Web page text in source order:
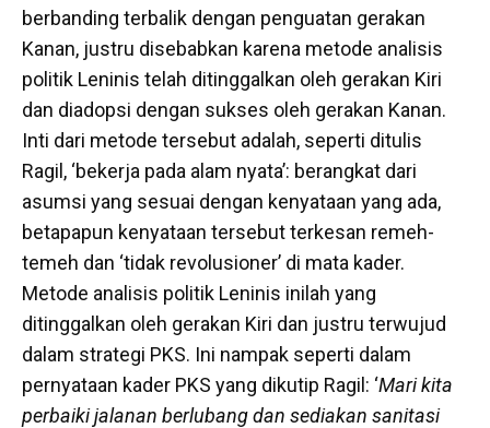
berbanding terbalik dengan penguatan gerakan
Kanan, justru disebabkan karena metode analisis
politik Leninis telah ditinggalkan oleh gerakan Kiri
dan diadopsi dengan sukses oleh gerakan Kanan.
Inti dari metode tersebut adalah, seperti ditulis
Ragil, ‘bekerja pada alam nyata’: berangkat dari
asumsi yang sesuai dengan kenyataan yang ada,
betapapun kenyataan tersebut terkesan remeh-
temeh dan ‘tidak revolusioner’ di mata kader.
Metode analisis politik Leninis inilah yang
ditinggalkan oleh gerakan Kiri dan justru terwujud
dalam strategi PKS. Ini nampak seperti dalam
pernyataan kader PKS yang dikutip Ragil: ‘Mari kita
perbaiki jalanan berlubang dan sediakan sanitasi